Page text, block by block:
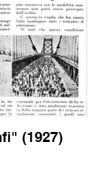
(1927)